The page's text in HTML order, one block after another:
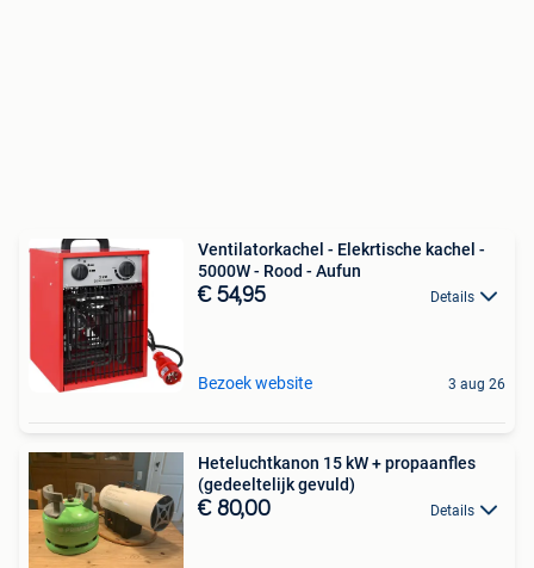
Ventilatorkachel - Elekrtische kachel -
5000W - Rood - Aufun
€ 54,95 Details
Bezoek website 3 aug 26
Heteluchtkanon 15 kW + propaanfles
(gedeeltelijk gevuld)
€ 80,00 Details